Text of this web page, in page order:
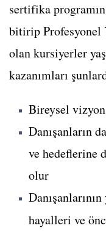
sertifika
bitirip Profesyonel
olan kursiyerler
kazanımları
Bireysel
Danışanların
ve hedeflerine
olur
hayalleri ve